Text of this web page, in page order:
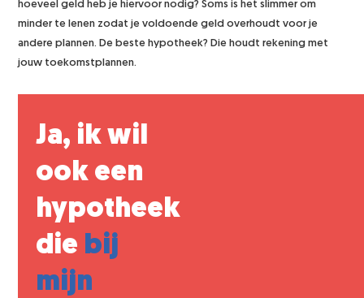
hoeveel geld heb je hiervoor nodig? Soms is het slimmer om
minder te lenen zodat je voldoende geld overhoudt voor je
andere plannen. De beste hypotheek? Die houdt rekening met
jouw toekomstplannen.
Ja, ik wil
ook een
hypotheek
die bij
mijn